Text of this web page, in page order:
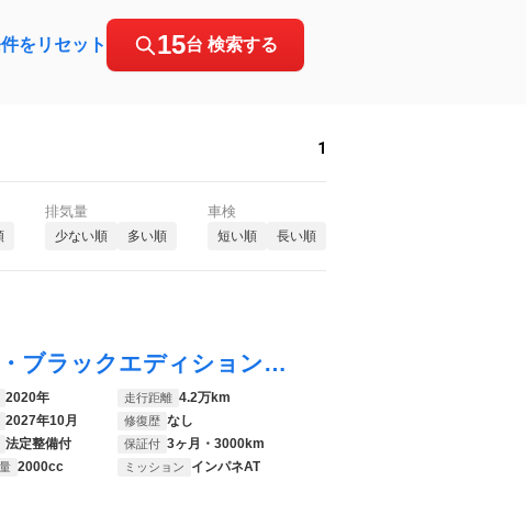
をリセット 15台 検索する
1
排気量
少ない順 多い順
車検
短い順 長い順
ＣＲ－Ｖハイブリッド ｅ：ＨＥＶ ＥＸ・ブラックエディション 禁煙車 サンルーフ レザーシート 電動リアゲート 純正９型ディスプレイ バックカメラ 衝突被害軽減システム レーダークルーズ ドラレコ スマートキー ＬＥＤヘッド ＥＴＣ２．０ 純正１８インチアルミ
2020年 走行距離 4.2万km
2027年10月 修復歴 なし
法定整備付 保証付 3ヶ月・3000km
2000cc ミッション インパネAT